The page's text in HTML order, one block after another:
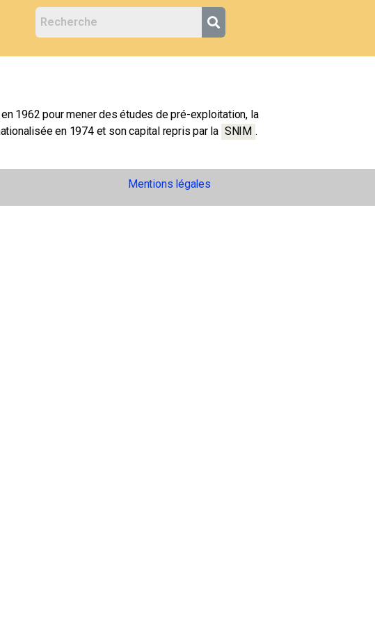
1962 pour mener des études de pré-exploitation, la
en 1974 et son capital repris par la SNIM .
Mentions légales